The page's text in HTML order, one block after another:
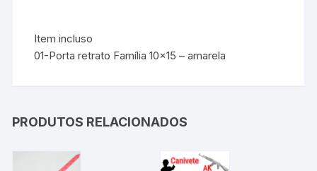
Item incluso
01-Porta retrato Família 10×15 – amarela
PRODUTOS RELACIONADOS